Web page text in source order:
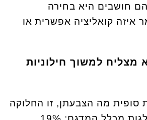
חושבים היא בחירה
איזה קואליציה אפשרית או
מצליח למשוך חילוניות
סופית מה הצבעתן, זו החלוקה